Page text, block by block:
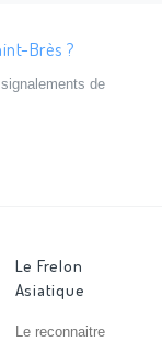
Brès ?
de
Le Frelon
Asiatique
Le reconnaitre